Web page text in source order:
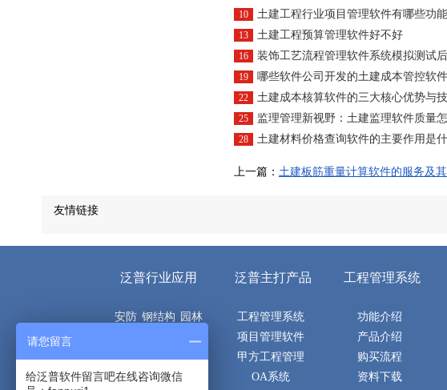
10 土建工程行业项目管理软件有哪些功能
13 土建工程预算管理软件好不好
16 装饰工艺流程管理软件系统模拟测试后，如何确保售
19 哪些软件公司开发的土建成本管控软件能够有效管
22 土建成本核算软件的三大核心优势与技术特
25 监理管理新视野：土建监理软件质量怎样？价格透明购
28 土建材料价格查询软件的主要作用是什么？有哪些好用
上一篇： 土建板筋重量计算软件的服务及
友情链接
泛普行业应用
安防 钢结构 园林
空调 建筑 土建
隧道 桥梁 路桥
泛普主打产品
工程管理系统
项目管理软件
甲方工程管理
OA系统
工程管理系统
功能介绍
产品介绍
购买流程
资料下载
请您留言
给泛普软件留言吧在线咨询微信